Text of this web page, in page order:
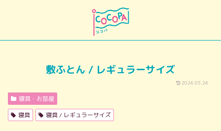
敷ふとん / レギュラーサイズ
2024.05.24
寝具・お部屋
寝具
寝具 / レギュラーサイズ